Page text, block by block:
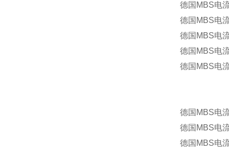
德国MBS电
德国MBS电
德国MBS电
德国MBS电
德国MBS电
德国MBS电
德国MBS电
德国MBS电